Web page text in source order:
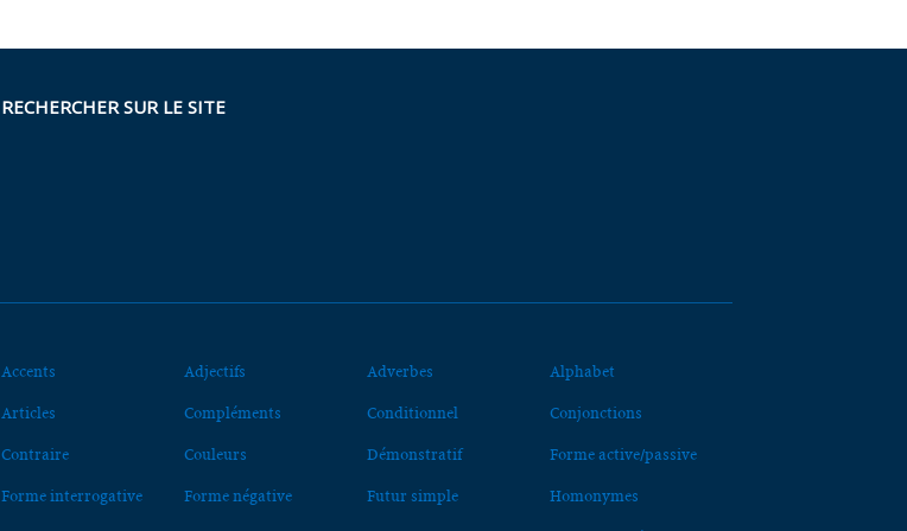
RECHERCHER SUR LE SITE
Accents Adjectifs Adverbes Alphabet
Articles Compléments Conditionnel Conjonctions
Contraire Couleurs Démonstratif Forme active/passive
Forme interrogative Forme négative Futur simple Homonymes